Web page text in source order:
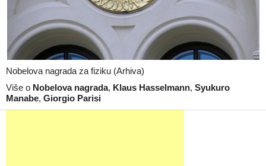
Nobelova nagrada za fiziku (Arhiva)
Više o Nobelova nagrada, Klaus Hasselmann, Syukuro
Manabe, Giorgio Parisi